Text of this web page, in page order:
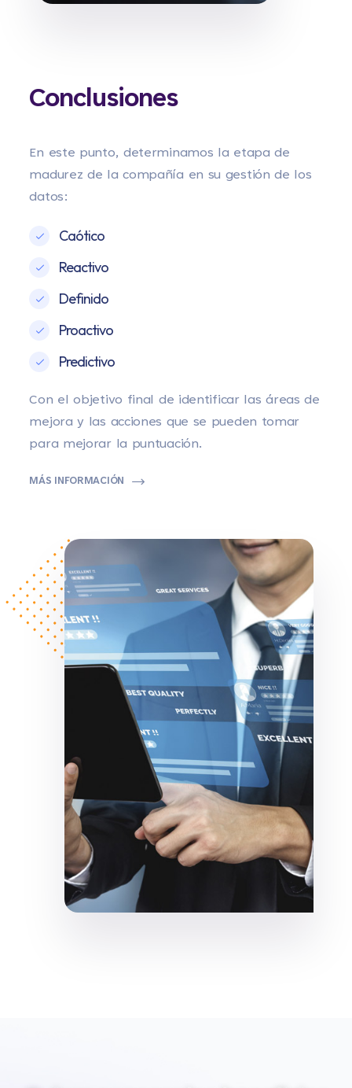
Conclusiones
En este punto, determinamos la etapa de
madurez de la compañía en su gestión de los
datos:
Caótico
Reactivo
Definido
Proactivo
Predictivo
Con el objetivo final de identificar las áreas de
mejora y las acciones que se pueden tomar
para mejorar la puntuación.
MÁS INFORMACIÓN